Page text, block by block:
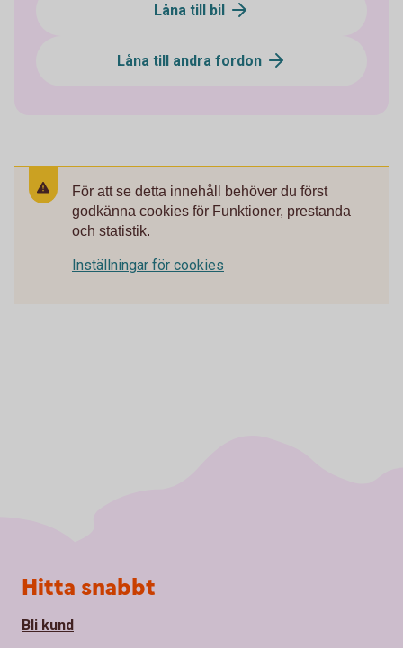
Låna till bil
Låna till andra fordon
För att se detta innehåll behöver du först
godkänna cookies för Funktioner, prestanda
och statistik.
Inställningar för cookies
Sidfot
Hitta snabbt
Bli kund